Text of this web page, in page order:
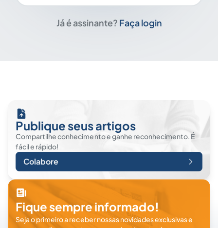
Já é assinante? Faça login
Publique seus artigos
Compartilhe conhecimento e ganhe reconhecimento. É
fácil e rápido!
Colabore
Fique sempre informado!
Seja o primeiro a receber nossas novidades exclusivas e